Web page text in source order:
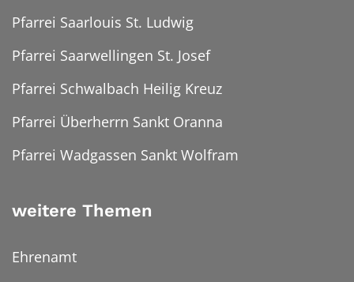
Pfarrei Saarlouis St. Ludwig
Pfarrei Saarwellingen St. Josef
Pfarrei Schwalbach Heilig Kreuz
Pfarrei Überherrn Sankt Oranna
Pfarrei Wadgassen Sankt Wolfram
weitere Themen
Ehrenamt